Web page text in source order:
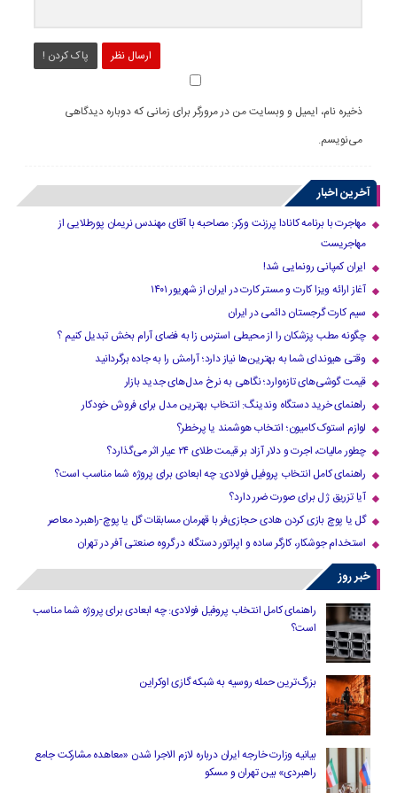
ارسال نظر پاک کردن !
ذخیره نام، ایمیل و وبسایت من در مرورگر برای زمانی که دوباره دیدگاهی
می‌نویسم.
آخرین اخبار
مهاجرت با برنامه کانادا پرزنت ورکر: مصاحبه با آقای مهندس نریمان پورطلایی از
مهاجریست
ایران کمپانی رونمایی شد!
آغاز ارائه ویزا کارت و مستر کارت در ایران از شهریور ۱۴۰۱
سیم کارت گرجستان دائمی در ایران
چگونه مطب پزشکان را از محیطی استرس زا به فضای آرام بخش تبدیل کنیم ؟
وقتی هیوندای شما به بهترین‌ها نیاز دارد؛ آرامش را به جاده برگردانید
قیمت گوشی‌های تازه‌وارد؛ نگاهی به نرخ مدل‌های جدید بازار
راهنمای خرید دستگاه وندینگ: انتخاب بهترین مدل برای فروش خودکار
لوازم استوک کامیون؛ انتخاب هوشمند یا پرخطر؟
چطور مالیات، اجرت و دلار آزاد بر قیمت طلای ۲۴ عیار اثر می‌گذارد؟
راهنمای کامل انتخاب پروفیل فولادی: چه ابعادی برای پروژه شما مناسب است؟
آیا تزریق ژل برای صورت ضرر دارد​؟
گل یا پوچ بازی کردن هادی حجازی‌فر با قهرمان مسابقات گل یا پوچ-راهبرد معاصر
استخدام جوشکار، کارگر ساده و اپراتور دستگاه در گروه صنعتی آفر در تهران
خبر روز
راهنمای کامل انتخاب پروفیل فولادی: چه ابعادی برای پروژه شما مناسب
است؟
بزرگ‌ترین حمله روسیه به شبکه گازی اوکراین
بیانیه وزارت خارجه ایران درباره لازم‌ الاجرا شدن «معاهده مشارکت جامع
راهبردی» بین تهران و مسکو